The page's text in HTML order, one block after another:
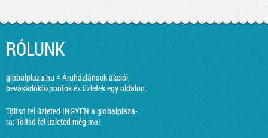
RÓLUNK
globalplaza.hu = Áruházláncok akciói,
bevásárlóközpontok és üzletek egy oldalon.
Töltsd fel üzleted INGYEN a globalplaza-
ra:Töltsd fel üzleted még ma!